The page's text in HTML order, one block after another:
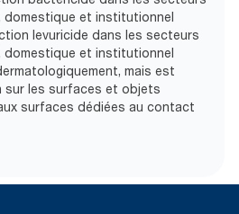
domestique et institutionnel
levuricide dans les secteurs
domestique et institutionnel
mais est
sur les surfaces et objets
surfaces dédiées au contact